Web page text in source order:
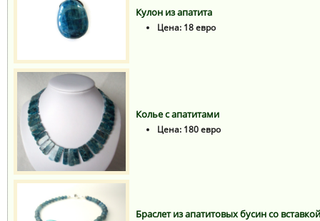
Кулон из апатита
Цена: 18 евро
Колье с апатитами
Цена: 180 евро
Браслет из апатитовых бусин со